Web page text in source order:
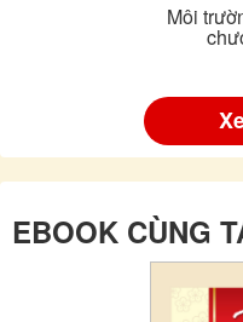
Môi
EBOOK CÙNG